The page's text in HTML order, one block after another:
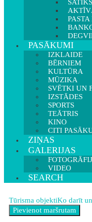
PASĀKUMI
IZKLAIDE
BĒRNIEM
KULTŪRA
MŪZIKA
SVĒTKI UN
IZSTĀDES
SPORTS
TEĀTRIS
KINO
CITI
ZIŅAS
GALERIJAS
VIDEO
SEARCH
Tūrisma objektiKo darīt